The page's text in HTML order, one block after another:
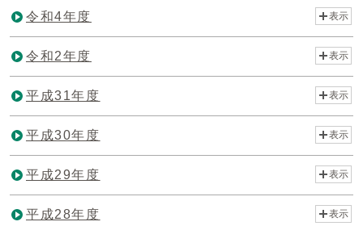
令和4年度 表示
令和2年度 表示
平成31年度 表示
平成30年度 表示
平成29年度 表示
平成28年度 表示